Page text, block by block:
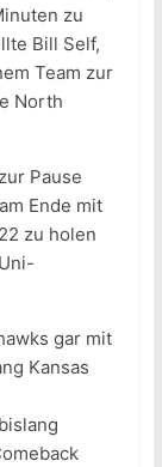
zu
Bill Self,
Team zur
North
Pause
Ende mit
zu holen
gar mit
Kansas